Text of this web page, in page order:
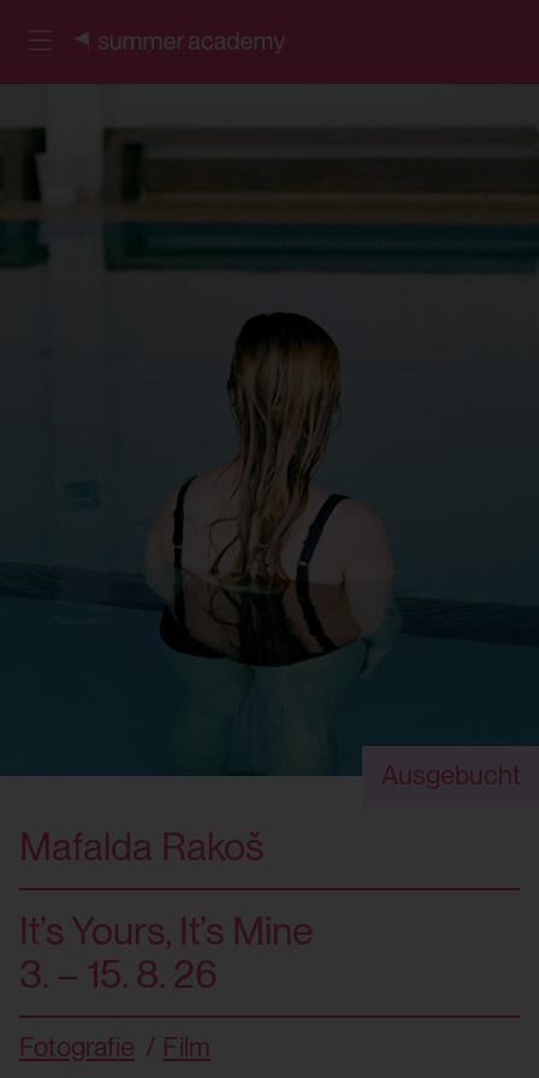
Ausgebucht
Mafalda Rakoš
It’s Yours, It’s Mine
3. – 15. 8. 26
Fotografie Film